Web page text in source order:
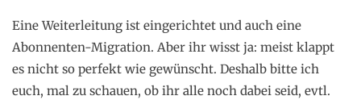
Eine Weiterleitung ist eingerichtet und auch eine
Abonnenten-Migration. Aber ihr wisst ja: meist klappt
es nicht so perfekt wie gewünscht. Deshalb bitte ich
euch, mal zu schauen, ob ihr alle noch dabei seid, evtl.